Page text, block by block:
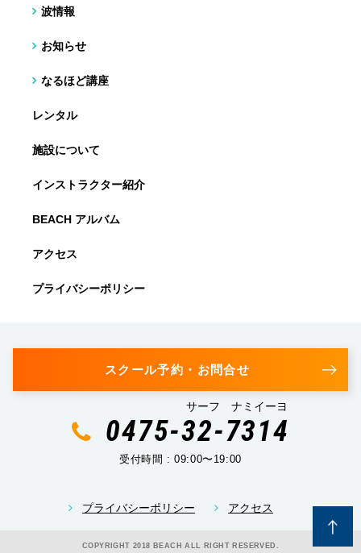
波情報
お知らせ
なるほど講座
レンタル
施設について
インストラクター紹介
BEACH アルバム
アクセス
プライバシーポリシー
スクール予約・お問合せ
サーフ ナミイーヨ
0475-32-7314
受付時間 : 09:00〜19:00
プライバシーポリシー アクセス
COPYRIGHT 2018 BEACH ALL RIGHT RESERVED.